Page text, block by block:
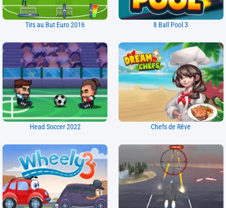
Tirs au But Euro 2016 8 Ball Pool 3
Head Soccer 2022 Chefs de Rêve